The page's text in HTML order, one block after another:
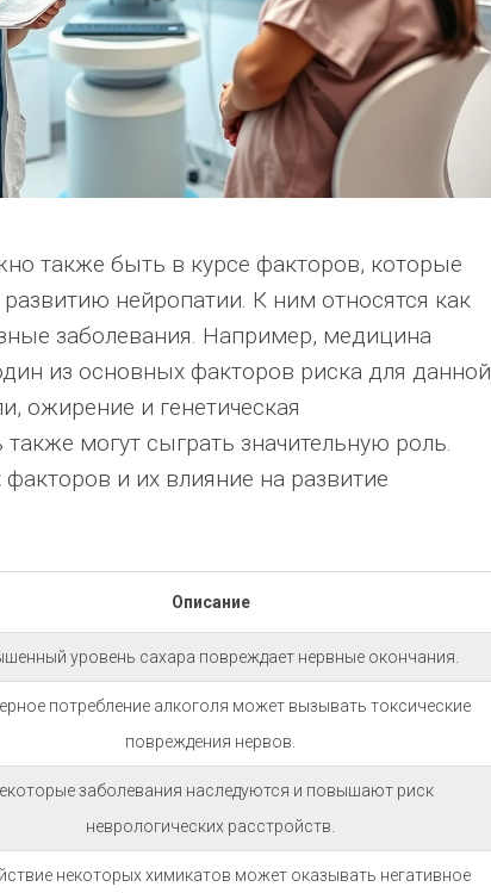
также быть в курсе факторов, которые
нейропатии. К ним относятся как
заболевания. Например, медицина
из основных факторов риска для данной
ожирение и генетическая
могут сыграть значительную роль.
и их влияние на развитие
Описание
уровень сахара повреждает нервные окончания.
потребление алкоголя может вызывать токсические
повреждения нервов.
заболевания наследуются и повышают риск
неврологических расстройств.
некоторых химикатов может оказывать негативное